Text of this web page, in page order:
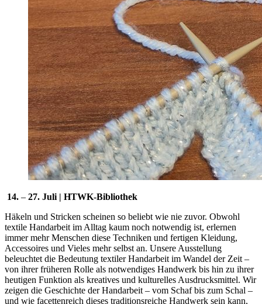
14. – 27. Juli | HTWK-Bibliothek
Häkeln und Stricken scheinen so beliebt wie nie zuvor. Obwohl
textile Handarbeit im Alltag kaum noch notwendig ist, erlernen
immer mehr Menschen diese Techniken und fertigen Kleidung,
Accessoires und Vieles mehr selbst an. Unsere Ausstellung
beleuchtet die Bedeutung textiler Handarbeit im Wandel der Zeit –
von ihrer früheren Rolle als notwendiges Handwerk bis hin zu ihrer
heutigen Funktion als kreatives und kulturelles Ausdrucksmittel. Wir
zeigen die Geschichte der Handarbeit – vom Schaf bis zum Schal –
und wie facettenreich dieses traditionsreiche Handwerk sein kann,